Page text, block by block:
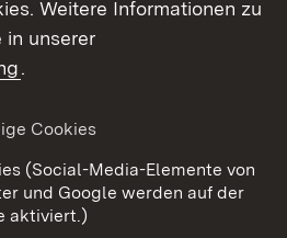
Barrierefreiheit
Cookies
Weitere Informationen zu
in unserer
.
Cookies
(Social-Media-Elemente von
und Google werden auf der
aktiviert.)